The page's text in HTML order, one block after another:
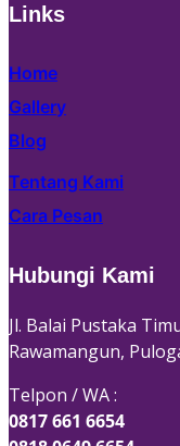
Links
Home
Gallery
Blog
Tentang Kami
Cara Pesan
Hubungi Kami
Jl. Balai Pustaka
Rawamangun,
Telpon / WA :
0817 661 6654